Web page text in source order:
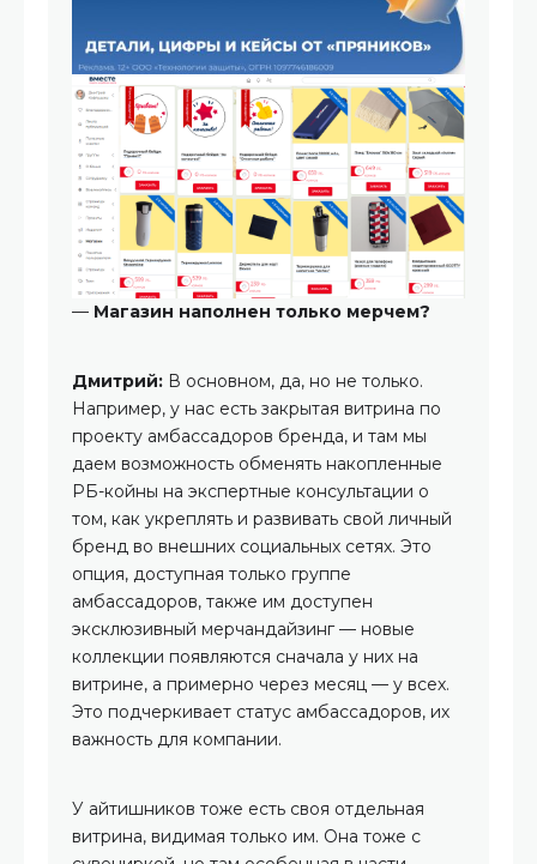
— Магазин наполнен только мерчем?
Дмитрий: В основном, да, но не только.
Например, у нас есть закрытая витрина по
проекту амбассадоров бренда, и там мы
даем возможность обменять накопленные
РБ-койны на экспертные консультации о
том, как укреплять и развивать свой личный
бренд во внешних социальных сетях. Это
опция, доступная только группе
амбассадоров, также им доступен
эксклюзивный мерчандайзинг — новые
коллекции появляются сначала у них на
витрине, а примерно через месяц — у всех.
Это подчеркивает статус амбассадоров, их
важность для компании.
У айтишников тоже есть своя отдельная
витрина, видимая только им. Она тоже с